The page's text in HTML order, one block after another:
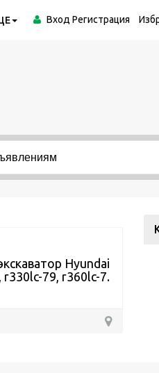
Вход Регистрация
Hyundai
r330lc-79, r360lc-7.